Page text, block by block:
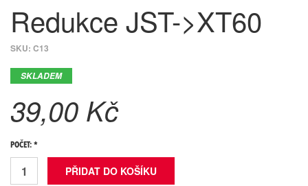
Redukce JST->XT60
SKU: C13
SKLADEM
39,00 Kč
POČET: *